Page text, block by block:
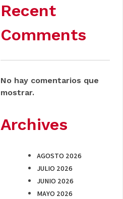
Recent
Comments
No hay comentarios que
mostrar.
Archives
AGOSTO 2026
JULIO 2026
JUNIO 2026
MAYO 2026